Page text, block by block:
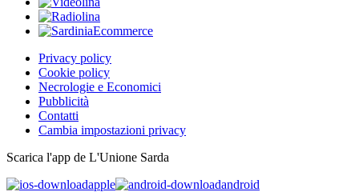
Privacy policy
Cookie policy
Necrologie e Economici
Pubblicità
Contatti
Cambia impostazioni privacy
Scarica l'app de L'Unione Sarda
apple
android